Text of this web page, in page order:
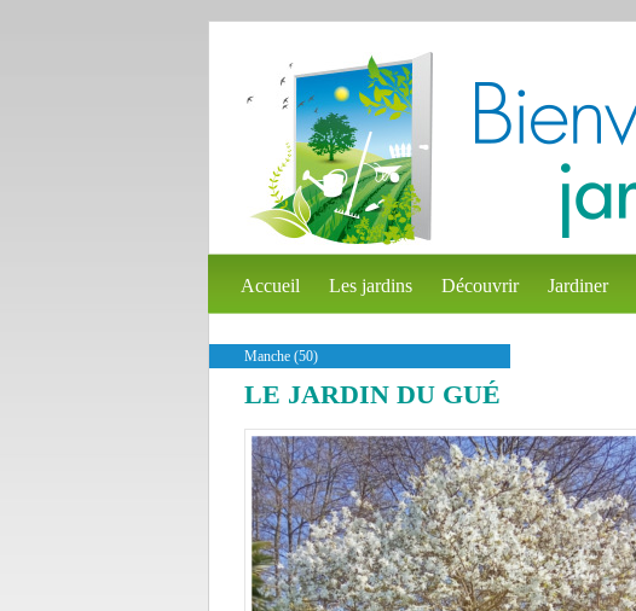
Accueil Les jardins Découvrir Jardiner
Manche (50)
LE JARDIN DU GUÉ